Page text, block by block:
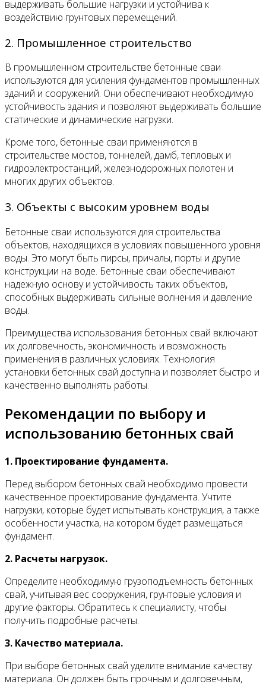
выдерживать большие нагрузки и устойчива к
воздействию грунтовых перемещений.
2. Промышленное строительство
В промышленном строительстве бетонные сваи
используются для усиления фундаментов промышленных
зданий и сооружений. Они обеспечивают необходимую
устойчивость здания и позволяют выдерживать большие
статические и динамические нагрузки.
Кроме того, бетонные сваи применяются в
строительстве мостов, тоннелей, дамб, тепловых и
гидроэлектростанций, железнодорожных полотен и
многих других объектов.
3. Объекты с высоким уровнем воды
Бетонные сваи используются для строительства
объектов, находящихся в условиях повышенного уровня
воды. Это могут быть пирсы, причалы, порты и другие
конструкции на воде. Бетонные сваи обеспечивают
надежную основу и устойчивость таких объектов,
способных выдерживать сильные волнения и давление
воды.
Преимущества использования бетонных свай включают
их долговечность, экономичность и возможность
применения в различных условиях. Технология
установки бетонных свай доступна и позволяет быстро и
качественно выполнять работы.
Рекомендации по выбору и
использованию бетонных свай
1. Проектирование фундамента.
Перед выбором бетонных свай необходимо провести
качественное проектирование фундамента. Учтите
нагрузки, которые будет испытывать конструкция, а также
особенности участка, на котором будет размещаться
фундамент.
2. Расчеты нагрузок.
Определите необходимую грузоподъемность бетонных
свай, учитывая вес сооружения, грунтовые условия и
другие факторы. Обратитесь к специалисту, чтобы
получить подробные расчеты.
3. Качество материала.
При выборе бетонных свай уделите внимание качеству
материала. Он должен быть прочным и долговечным,